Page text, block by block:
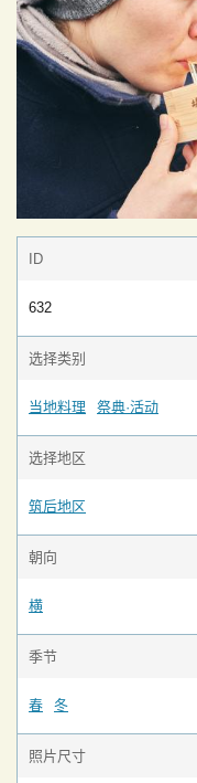
ID
632
选择类别
当地料理 祭典·活动
选择地区
筑后地区
朝向
横
季节
春 冬
照片尺寸